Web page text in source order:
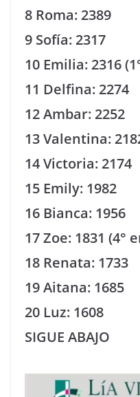
8 Roma: 2389
9 Sofía: 2317
10 Emilia: 2316
11 Delfina: 2274
12 Ambar: 2252
13 Valentina:
14 Victoria: 2174
15 Emily: 1982
16 Bianca: 1956
17 Zoe: 1831 (4°
18 Renata: 1733
19 Aitana: 1685
20 Luz: 1608
SIGUE ABAJO